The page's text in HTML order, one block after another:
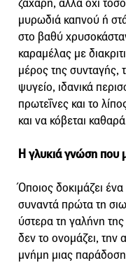
ζάχαρη, αλλά όχι
μυρωδιά καπνού ή
στο βαθύ
καραμέλας με
μέρος της συνταγής,
ψυγείο, ιδανικά
πρωτεΐνες και το
και να κόβεται
Η γλυκιά γνώση που
Όποιος δοκιμάζει
συναντά πρώτα τη
ύστερα τη γαλήνη
δεν το ονομάζει, την
μνήμη μιας